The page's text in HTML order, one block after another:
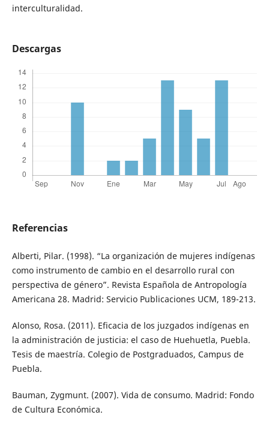
interculturalidad.
Descargas
Referencias
Alberti, Pilar. (1998). “La organización de mujeres indígenas
como instrumento de cambio en el desarrollo rural con
perspectiva de género”. Revista Española de Antropología
Americana 28. Madrid: Servicio Publicaciones UCM, 189-213.
Alonso, Rosa. (2011). Eficacia de los juzgados indígenas en
la administración de justicia: el caso de Huehuetla, Puebla.
Tesis de maestría. Colegio de Postgraduados, Campus de
Puebla.
Bauman, Zygmunt. (2007). Vida de consumo. Madrid: Fondo
de Cultura Económica.